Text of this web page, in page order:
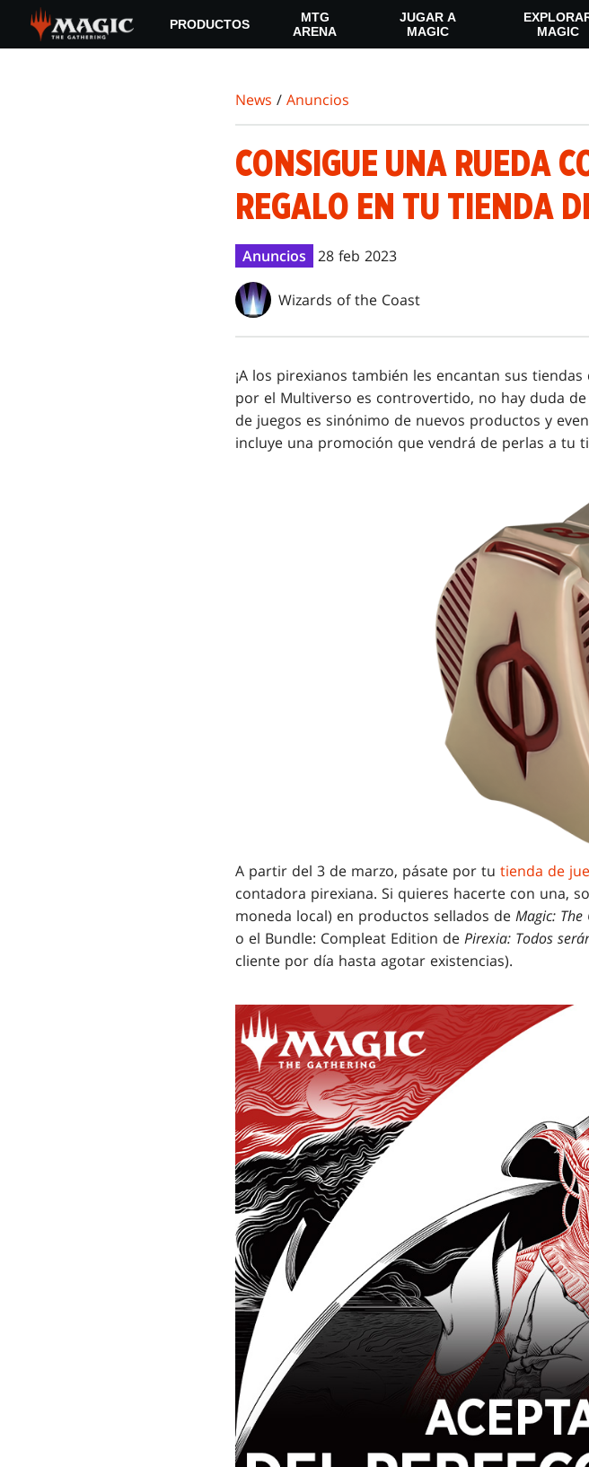
main
PRODUCTOS
MTG
ARENA
JUGAR A
MAGIC
MAGIC
News / Anuncios
CONSIGUE UNA RUEDA
REGALO EN TU TIENDA
Anuncios 28 feb 2023
Wizards of the Coast
¡A los pirexianos también les encantan sus
por el Multiverso es controvertido, no hay duda
de juegos es sinónimo de nuevos productos y
incluye una promoción que vendrá de perlas a tu
A partir del 3 de marzo, pásate por tu tienda de
contadora pirexiana. Si quieres hacerte con una,
moneda local) en productos sellados de Magic: The
o el Bundle: Compleat Edition de Pirexia: Todos
cliente por día hasta agotar existencias).